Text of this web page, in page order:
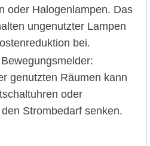
oder Halogenlampen. Das
ungenutzter Lampen
bei.
genutzten Räumen kann
oder
Strombedarf senken.